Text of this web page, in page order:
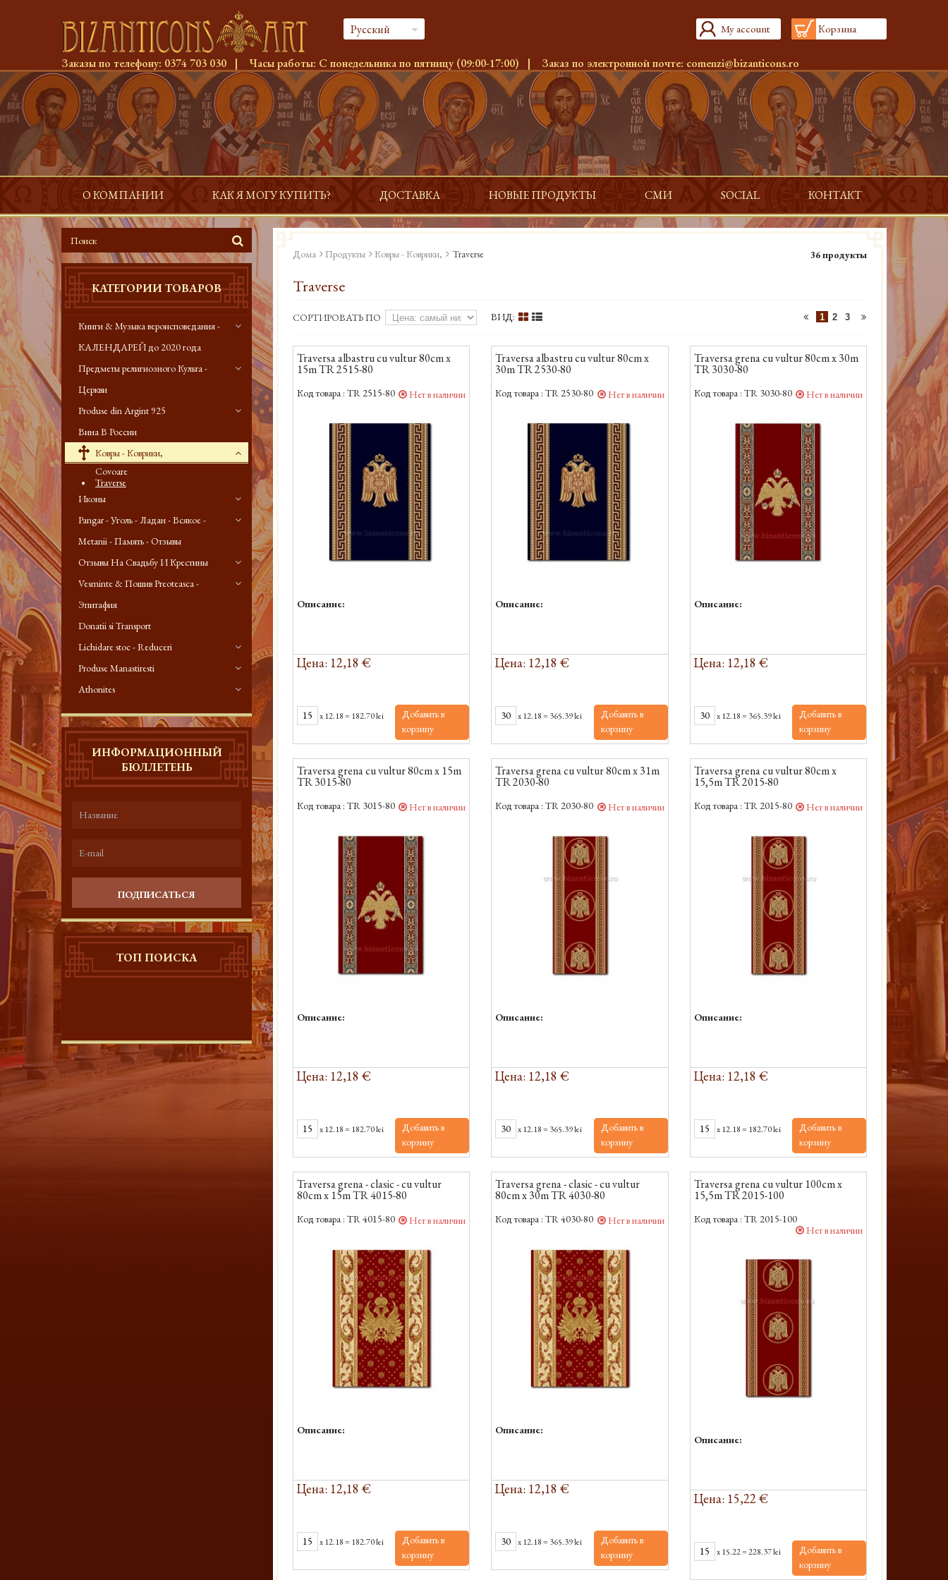
Русский My account Корзина
Заказы по телефону: 0374 703 030 | Часы работы: С понедельника по пятницу (09:00-17:00) | Заказ по электронной почте: comenzi@bizanticons.ro
О КОМПАНИИ КАК Я МОГУ КУПИТЬ? ДОСТАВКА НОВЫЕ ПРОДУКТЫ СМИ SOCIAL КОНТАКТ
КАТЕГОРИИ ТОВАРОВ
Книги & Музыка вероисповедания -
КАЛЕНДАРЕЙ до 2020 года
Предметы религиозного Культа -
Церкви
Produse din Argint 925
Вина В России
Ковры - Коврики,
Covoare
Traverse
Иконы
Pangar - Уголь - Ладан - Всякое -
Metanii - Память - Отзывы
Отзывы На Свадьбу И Крестины
Vesminte & Пошив Preoteasca -
Эпитафия
Donatii si Transport
Lichidare stoc - Reduceri
Produse Manastiresti
Athonites
ИНФОРМАЦИОННЫЙ
БЮЛЛЕТЕНЬ
ПОДПИСАТЬСЯ
ТОП ПОИСКА
Дома Продукты Ковры - Коврики, Traverse 36 продукты
Traverse
СОРТИРОВАТЬ ПО ВИД: 1 2 3
Traversa albastru cu vultur 80cm x
15m TR 2515-80
Код товара : TR 2515-80 Нет в наличии
Описание:
Цена: 12,18 €
x12.18= 182.70 lei
Добавить в
корзину
Traversa albastru cu vultur 80cm x
30m TR 2530-80
Код товара : TR 2530-80 Нет в наличии
Описание:
Цена: 12,18 €
x12.18= 365.39 lei
Добавить в
корзину
Traversa grena cu vultur 80cm x 30m
TR 3030-80
Код товара : TR 3030-80 Нет в наличии
Описание:
Цена: 12,18 €
x12.18= 365.39 lei
Добавить в
корзину
Traversa grena cu vultur 80cm x 15m
TR 3015-80
Код товара : TR 3015-80 Нет в наличии
Описание:
Цена: 12,18 €
x12.18= 182.70 lei
Добавить в
корзину
Traversa grena cu vultur 80cm x 31m
TR 2030-80
Код товара : TR 2030-80 Нет в наличии
Описание:
Цена: 12,18 €
x12.18= 365.39 lei
Добавить в
корзину
Traversa grena cu vultur 80cm x
15,5m TR 2015-80
Код товара : TR 2015-80 Нет в наличии
Описание:
Цена: 12,18 €
x12.18= 182.70 lei
Добавить в
корзину
Traversa grena - clasic - cu vultur
80cm x 15m TR 4015-80
Код товара : TR 4015-80 Нет в наличии
Описание:
Цена: 12,18 €
x12.18= 182.70 lei
Добавить в
корзину
Traversa grena - clasic - cu vultur
80cm x 30m TR 4030-80
Код товара : TR 4030-80 Нет в наличии
Описание:
Цена: 12,18 €
x12.18= 365.39 lei
Добавить в
корзину
Traversa grena cu vultur 100cm x
15,5m TR 2015-100
Код товара : TR 2015-100
Нет в наличии
Описание:
Цена: 15,22 €
x15.22=228.37 lei
Добавить в
корзину